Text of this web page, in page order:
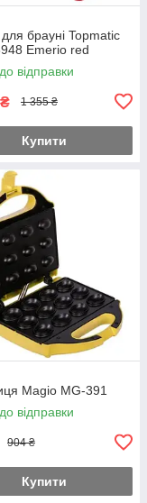
брауні Topmatic
Emerio red
відправки
₴ 1 355 ₴
Купити
Magio MG-391
відправки
904 ₴
Купити